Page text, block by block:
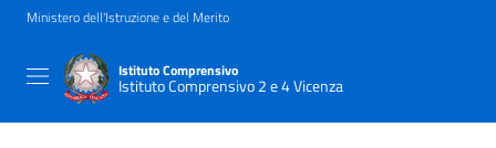
Ministero dell'Istruzione e del Merito
Istituto Comprensivo
Istituto Comprensivo 2 e 4 Vicenza